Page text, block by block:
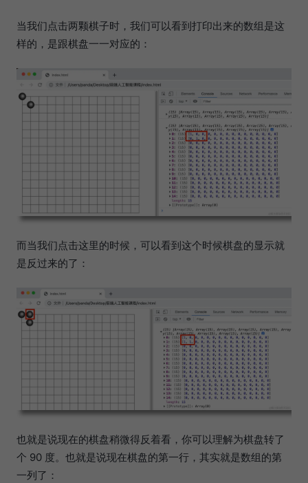
当我们点击两颗棋子时，我们可以看到打印出来的数组是这
样的，是跟棋盘一一对应的：
而当我们点击这里的时候，可以看到这个时候棋盘的显示就
是反过来的了：
也就是说现在的棋盘稍微得反着看，你可以理解为棋盘转了
个 90 度。也就是说现在棋盘的第一行，其实就是数组的第
一列了：